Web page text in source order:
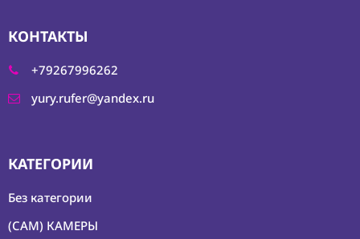
КОНТАКТЫ
+79267996262
yury.rufer@yandex.ru
КАТЕГОРИИ
Без категории
(CAM) КАМЕРЫ